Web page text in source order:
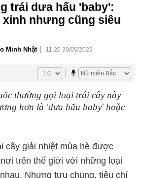
trái dưa hấu 'baby':
xinh nhưng cũng siêu
Minh Nhật | 11:20 30/05/2023
thường gọi loại trái cây này
hơn là 'dưa hấu baby' hoặc
cây giải nhiệt mùa hè được
trên thế giới với những loại
Nhưng tựu chung, tiêu chí